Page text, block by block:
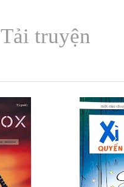
Tải truyện